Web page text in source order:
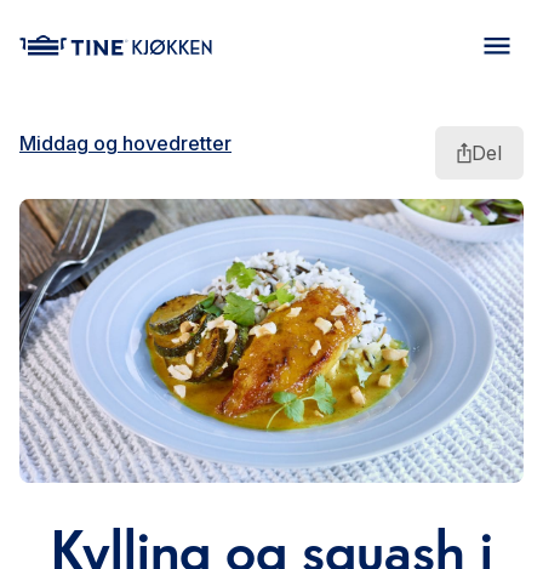
Middag og hovedretter Del
Kylling og squash i